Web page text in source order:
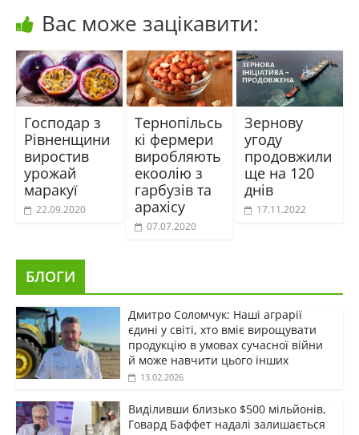
Вас може зацікавити:
Господар з
Рівненщини
виростив
урожай
маракуї
22.09.2020
Тернопільсь
кі фермери
виробляють
екоолію з
гарбузів та
арахісу
07.07.2020
Зернову
угоду
продовжили
ще на 120
днів
17.11.2022
БЛОГИ
Дмитро Соломчук: Наші аграрії
єдині у світі, хто вміє вирощувати
продукцію в умовах сучасної війни
й може навчити цього інших
13.02.2026
Виділивши близько $500 мільйонів,
Говард Баффет надалі залишається